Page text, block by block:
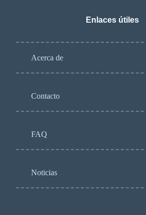
Enlaces útiles
Acerca de
Contacto
FAQ
Noticias